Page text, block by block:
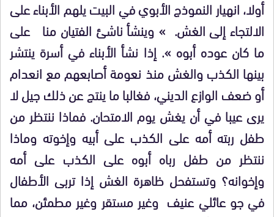
أولا، انهيار النموذج الأبوي في البيت يلهم الأبناء على
الالتجاء إلى الغش. » وينشأ ناشئ الفتيان منا على
ما كان عوده أبوه ». إذا نشأ الأبناء في أسرة ينتشر
بينها الكذب والغش منذ نعومة أصابعهم مع انعدام
أو ضعف الوازع الديني، فغالبا ما ينتج عن ذلك جيل لا
يرى عيبا في أن يغش يوم الامتحان. فماذا ننتظر من
طفل ربته أمه على الكذب على أبيه وإخوته وماذا
ننتظر من طفل رباه أبوه على الكذب على أمه
وإخوانه؟ وتستفحل ظاهرة الغش إذا تربى الأطفال
في جو عائلي عنيف وغير مستقر وغير مطمئن، مما